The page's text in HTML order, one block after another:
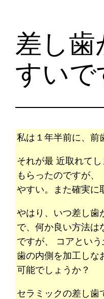
差し
すいで
私は１年半前に、前
それが最 近取れて
もらったのですが
やすい。また確実に
やはり、いつ差し歯
で、何か良い方法は
ですが、 コアとい
歯の内側を加工しな
可能でしょうか？
セラミックの差し歯